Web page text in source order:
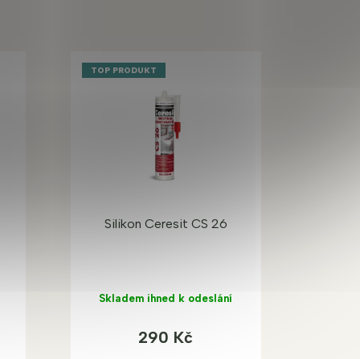
TOP PRODUKT
Silikon Ceresit CS 26
Skladem ihned k odeslání
290 Kč